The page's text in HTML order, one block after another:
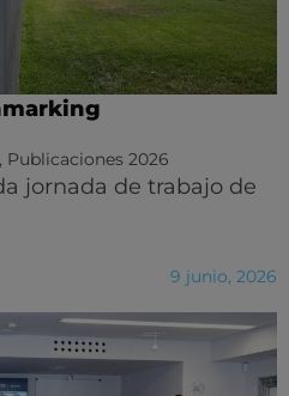
, Publicaciones 2026
jornada de trabajo de
9 junio, 2026